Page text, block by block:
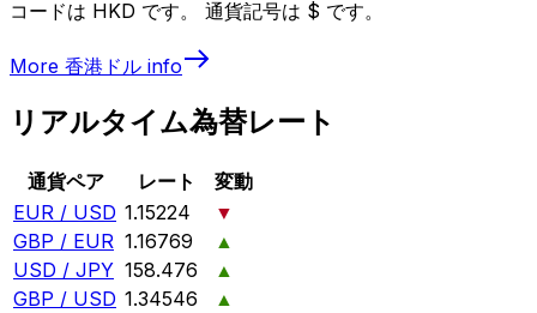
コードは HKD です。 通貨記号は $ です。
More 香港ドル info
リアルタイム為替レート
通貨ペア レート
変動
EUR / USD 1.15224
▼
GBP / EUR 1.16769
▲
USD / JPY 158.476
▲
GBP / USD 1.34546
▲